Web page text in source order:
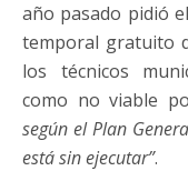
año pasado pidió
temporal gratuito
los técnicos
como no viable
según el Plan
está sin ejecutar”.